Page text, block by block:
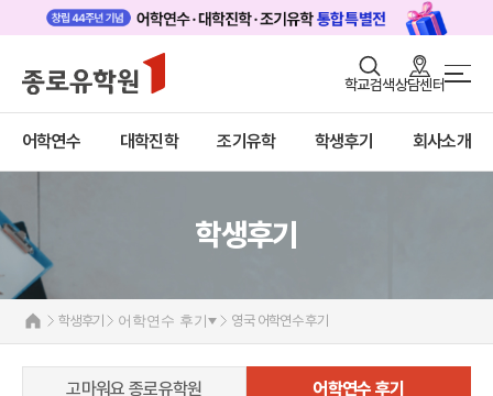
학교검색상담센터
어학연수 대학진학 조기유학 학생후기 회사소개
로그인 회원가입
어학연수
대학진학
프로그램
학생후기
고객서비스
유학가이드
고마워요! 종로유학원
어학연수 후기
교환학생 후기
학생후기
학생후기 어학연수 후기 영국 어학연수 후기
고마워요 종로유학원 어학연수 후기